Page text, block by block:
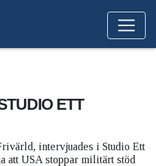
ETT
intervjuades i Studio Ett
att USA stoppar militärt stöd